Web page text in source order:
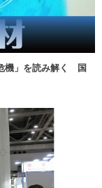
機」を読み解く 国